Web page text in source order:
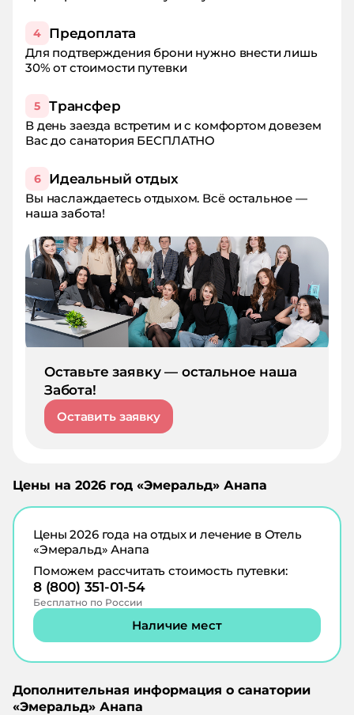
4 Предоплата
Для подтверждения брони нужно внести лишь
30% от стоимости путевки
5 Трансфер
В день заезда встретим и с комфортом довезем
Вас до санатория БЕСПЛАТНО
6 Идеальный отдых
Вы наслаждаетесь отдыхом. Всё остальное —
наша забота!
Оставьте заявку — остальное наша
Забота!
Оставить заявку
Цены на 2026 год «Эмеральд» Анапа
Цены2026года на отдых и лечение в Отель
«Эмеральд» Анапа
Поможем рассчитать стоимость путевки:
8 (800) 351-01-54
Бесплатно по России
Наличие мест
Дополнительная информация о санатории
«Эмеральд» Анапа